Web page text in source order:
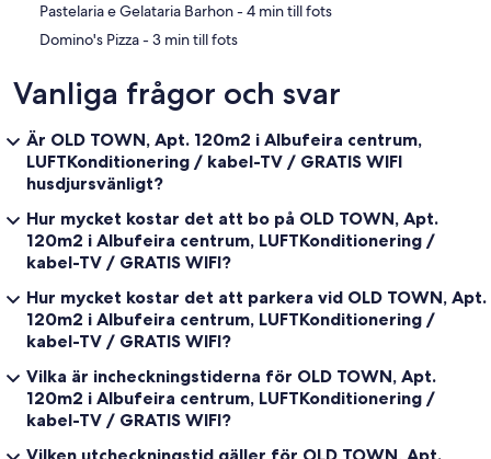
‪Pastelaria e Gelataria Barhon - ‬4 min till fots
‪Domino's Pizza - ‬3 min till fots
Vanliga frågor och svar
Är OLD TOWN, Apt. 120m2 i Albufeira centrum,
LUFTKonditionering / kabel-TV / GRATIS WIFI
husdjursvänligt?
Hur mycket kostar det att bo på OLD TOWN, Apt.
120m2 i Albufeira centrum, LUFTKonditionering /
kabel-TV / GRATIS WIFI?
Hur mycket kostar det att parkera vid OLD TOWN, Apt.
120m2 i Albufeira centrum, LUFTKonditionering /
kabel-TV / GRATIS WIFI?
Vilka är incheckningstiderna för OLD TOWN, Apt.
120m2 i Albufeira centrum, LUFTKonditionering /
kabel-TV / GRATIS WIFI?